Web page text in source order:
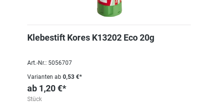
Klebestift Kores K13202 Eco 20g
Art.-Nr.: 5056707
Varianten ab 0,53 €*
ab 1,20 €*
Stück